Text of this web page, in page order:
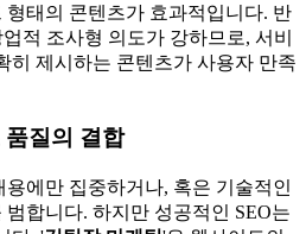
태의 콘텐츠가 효과적입니다. 반
적 조사형 의도가 강하므로, 서비
히 제시하는 콘텐츠가 사용자 만족
품질의 결합
에만 집중하거나, 혹은 기술적인
합니다. 하지만 성공적인 SEO는